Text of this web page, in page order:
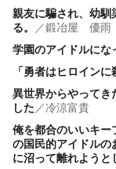
親友に騙され、幼
る。 ／鍛冶屋 優雨
学園のアイドルに
「勇者はヒロイン
異世界からやってき
した／冷涼富貴
俺を都合のいいキ
の国民的アイドル
に沼って離れようと